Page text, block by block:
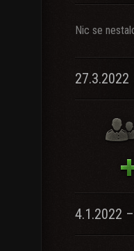
Nic se
27.3.2022
4.1.2022